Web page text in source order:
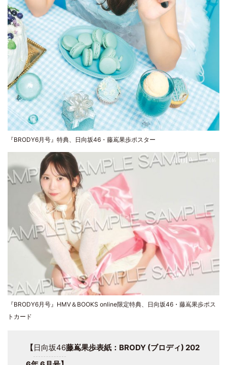
『BRODY6月号』特典、日向坂46・藤嶌果歩ポスター
『BRODY6月号』HMV＆BOOKS online限定特典、日向坂46・藤嶌果歩ポス
トカード
【日向坂46藤嶌果歩表紙：BRODY (ブロディ) 202